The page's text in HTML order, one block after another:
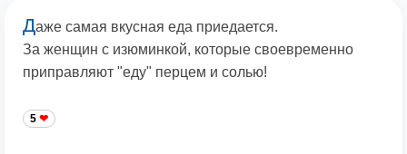
Даже самая вкусная еда приедается.
За женщин с изюминкой, которые своевременно
приправляют "еду" перцем и солью!
5